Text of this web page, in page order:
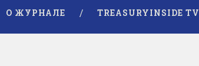
О ЖУРНАЛЕ TREASURYINSIDE TV